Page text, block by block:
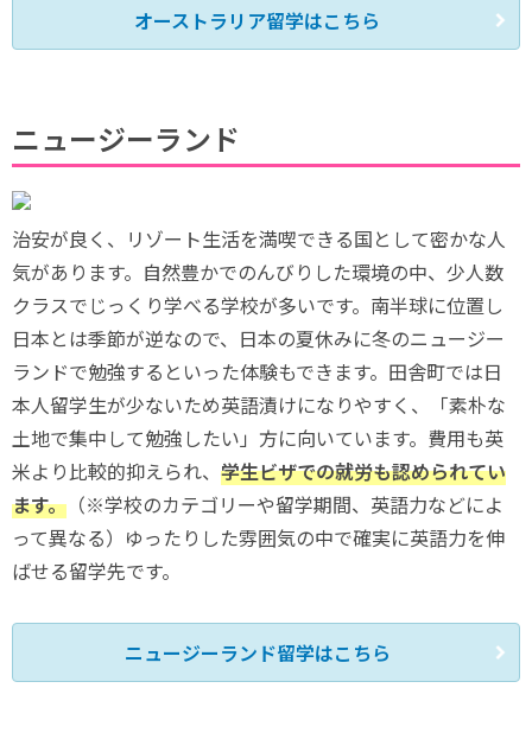
オーストラリア留学はこちら
ニュージーランド
治安が良く、リゾート生活を満喫できる国として密かな人
気があります。自然豊かでのんびりした環境の中、少人数
クラスでじっくり学べる学校が多いです。南半球に位置し
日本とは季節が逆なので、日本の夏休みに冬のニュージー
ランドで勉強するといった体験もできます。田舎町では日
本人留学生が少ないため英語漬けになりやすく、「素朴な
土地で集中して勉強したい」方に向いています。費用も英
米より比較的抑えられ、 学生ビザでの就労も認められてい
ます。 （※学校のカテゴリーや留学期間、英語力などによ
って異なる）ゆったりした雰囲気の中で確実に英語力を伸
ばせる留学先です。
ニュージーランド留学はこちら